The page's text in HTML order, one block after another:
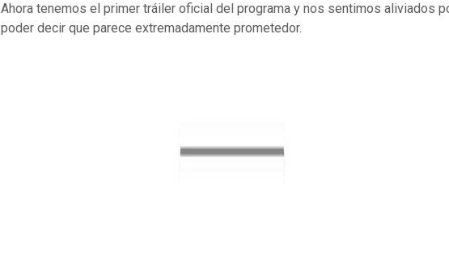
Ahora tenemos el primer tráiler oficial del programa y nos sentimos aliviados
poder decir que parece extremadamente prometedor.